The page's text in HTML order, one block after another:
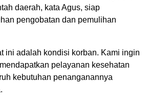
daerah, kata Agus, siap
pengobatan dan pemulihan
ini adalah kondisi korban. Kami ingin
pelayanan kesehatan
kebutuhan penanganannya